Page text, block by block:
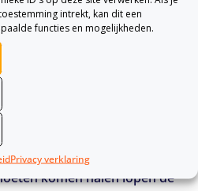
intrekt, kan dit een
functies en mogelijkheden.
Privacy verklaring
verschillende dekkingen
De meeste
dekken medische
bedrag. Echter wanneer
op de piste en
komen halen lopen de